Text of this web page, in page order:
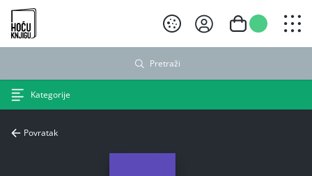
Hoću knjigu crni logo
Pretraži
Kategorije
Povratak